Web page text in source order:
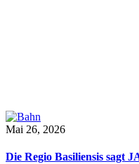
Mai 26, 2026
Die Regio Basiliensis sagt